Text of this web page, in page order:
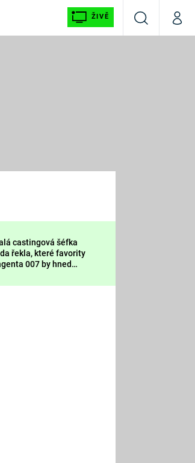
ŽIVĚ
VyhledáváníMůj
Prima LAJK
Sledujte nás
castingová šéfka
řekla, které favority
007 by hned